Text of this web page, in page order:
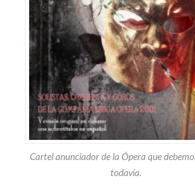
Cartel anunciador de la Ópera que
todavía.